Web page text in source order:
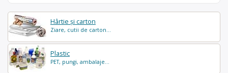
Hârtie și carton
Ziare, cutii de carton...
Plastic
PET, pungi, ambalaje...